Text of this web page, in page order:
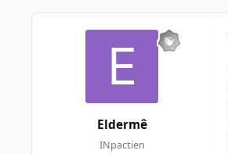
Eldermê
INpactien